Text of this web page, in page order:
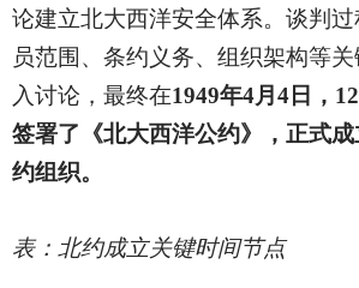
论建立北大西洋安全体系。谈判
员范围、条约义务、组织架构等
入讨论，最终在1949年4月4日，
签署了《北大西洋公约》，正式
约组织。
表：北约成立关键时间节点